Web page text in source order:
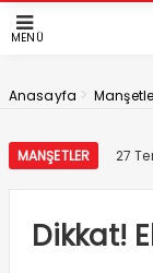
MENÜ
Anasayfa >
MANŞETLER 27
Dikkat!